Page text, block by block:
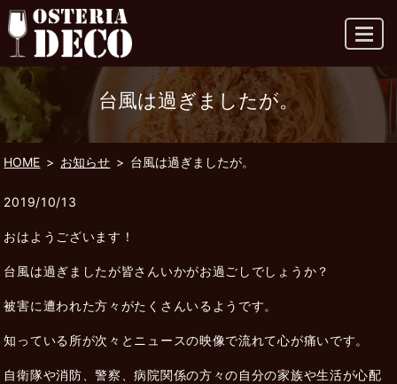
MENU
台風は過ぎましたが。
HOME お知らせ 台風は過ぎましたが。
2019/10/13
おはようございます！
台風は過ぎましたが皆さんいかがお過ごしでしょうか？
被害に遭われた方々がたくさんいるようです。
知っている所が次々とニュースの映像で流れて心が痛いです。
自衛隊や消防、警察、病院関係の方々の自分の家族や生活が心配